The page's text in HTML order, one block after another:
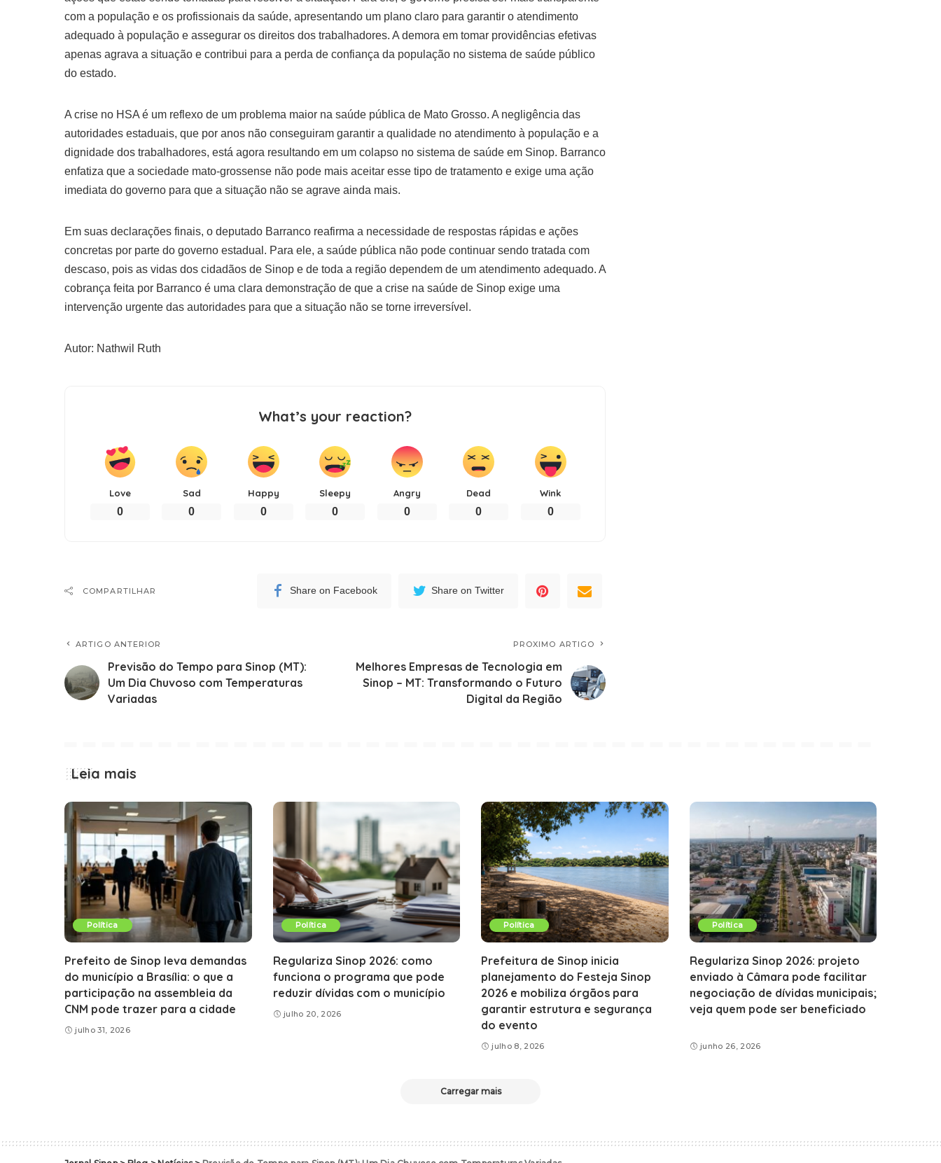
com a população e os profissionais da saúde, apresentando um plano claro para garantir o atendimento
adequado à população e assegurar os direitos dos trabalhadores. A demora em tomar providências efetivas
apenas agrava a situação e contribui para a perda de confiança da população no sistema de saúde público
do estado.
A crise no HSA é um reflexo de um problema maior na saúde pública de Mato Grosso. A negligência das
autoridades estaduais, que por anos não conseguiram garantir a qualidade no atendimento à população e a
dignidade dos trabalhadores, está agora resultando em um colapso no sistema de saúde em Sinop. Barranco
enfatiza que a sociedade mato-grossense não pode mais aceitar esse tipo de tratamento e exige uma ação
imediata do governo para que a situação não se agrave ainda mais.
Em suas declarações finais, o deputado Barranco reafirma a necessidade de respostas rápidas e ações
concretas por parte do governo estadual. Para ele, a saúde pública não pode continuar sendo tratada com
descaso, pois as vidas dos cidadãos de Sinop e de toda a região dependem de um atendimento adequado. A
cobrança feita por Barranco é uma clara demonstração de que a crise na saúde de Sinop exige uma
intervenção urgente das autoridades para que a situação não se torne irreversível.
Autor: Nathwil Ruth
What’s your reaction?
Love
0
Sad
0
Happy
0
Sleepy
0
Angry
0
Dead
0
Wink
0
COMPARTILHAR Share on Facebook Share on Twitter
ARTIGO ANTERIOR
Previsão do Tempo para Sinop (MT):
Um Dia Chuvoso com Temperaturas
Variadas
PROXIMO ARTIGO
Melhores Empresas de Tecnologia em
Sinop – MT: Transformando o Futuro
Digital da Região
Leia mais
Política
Prefeito de Sinop leva demandas
do município a Brasília: o que a
participação na assembleia da
CNM pode trazer para a cidade
julho 31, 2026
Política
Regulariza Sinop 2026: como
funciona o programa que pode
reduzir dívidas com o município
julho 20, 2026
Política
Prefeitura de Sinop inicia
planejamento do Festeja Sinop
2026 e mobiliza órgãos para
garantir estrutura e segurança
do evento
julho 8, 2026
Política
Regulariza Sinop 2026: projeto
enviado à Câmara pode facilitar
negociação de dívidas municipais;
veja quem pode ser beneficiado
junho 26, 2026
Carregar mais